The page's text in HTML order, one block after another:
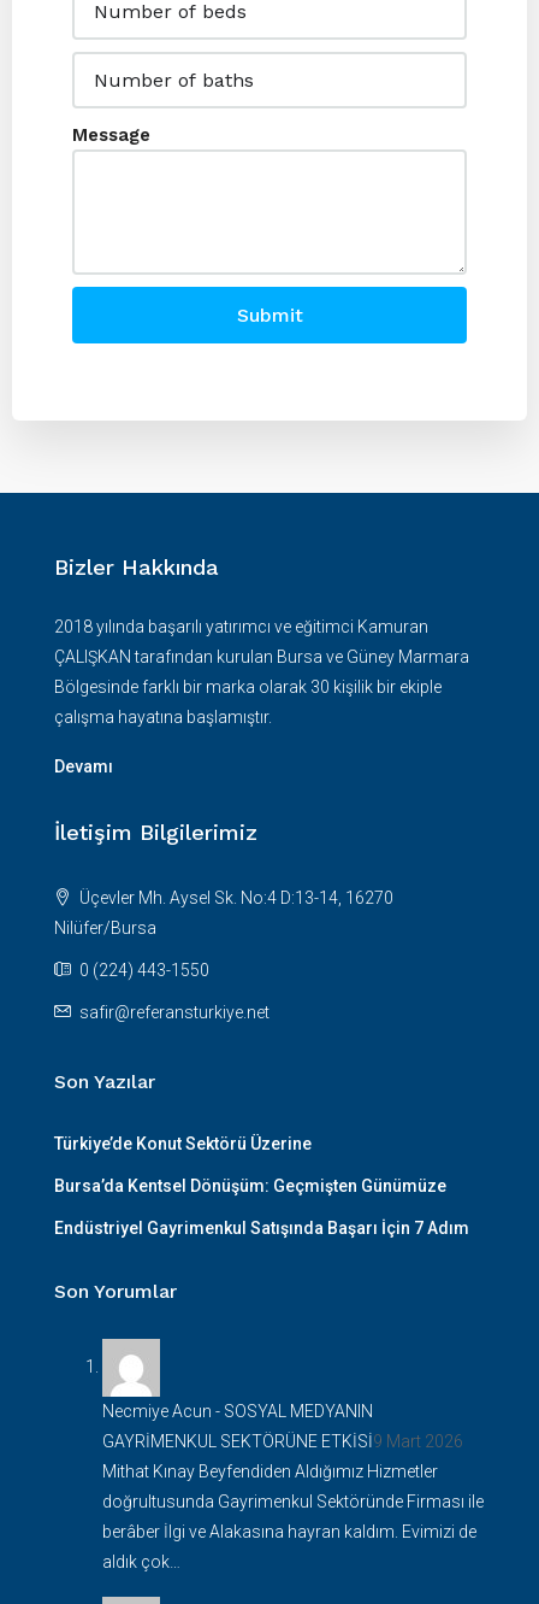
Message
Submit
Bizler Hakkında
2018 yılında başarılı yatırımcı ve eğitimci Kamuran
ÇALIŞKAN tarafından kurulan Bursa ve Güney Marmara
Bölgesinde farklı bir marka olarak 30 kişilik bir ekiple
çalışma hayatına başlamıştır.
Devamı
İletişim Bilgilerimiz
Üçevler Mh. Aysel Sk. No:4 D:13-14, 16270
Nilüfer/Bursa
0 (224) 443-1550
safir@referansturkiye.net
Son Yazılar
Türkiye’de Konut Sektörü Üzerine
Bursa’da Kentsel Dönüşüm: Geçmişten Günümüze
Endüstriyel Gayrimenkul Satışında Başarı İçin 7 Adım
Son Yorumlar
Necmiye Acun - SOSYAL MEDYANIN
GAYRİMENKUL SEKTÖRÜNE ETKİSİ9 Mart 2026
Mithat Kınay Beyfendiden Aldığımız Hizmetler
doğrultusunda Gayrimenkul Sektöründe Firması ile
berâber İlgi ve Alakasına hayran kaldım. Evimizi de
aldık çok…